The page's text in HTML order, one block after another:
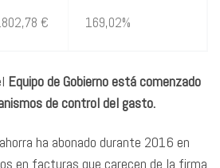
€ 169,02%
Equipo de Gobiernoestá comenzado
de control del gasto.
ha abonado durante 2016 en
en facturas que carecen de la firma